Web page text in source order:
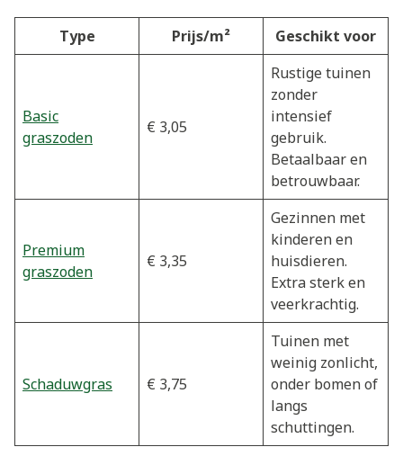
Type Prijs/m² Geschikt voor
Basic
graszoden
€ 3,05
Rustige tuinen
zonder
intensief
gebruik.
Betaalbaar en
betrouwbaar.
Premium
graszoden
€ 3,35
Gezinnen met
kinderen en
huisdieren.
Extra sterk en
veerkrachtig.
Schaduwgras € 3,75
Tuinen met
weinig zonlicht,
onder bomen of
langs
schuttingen.